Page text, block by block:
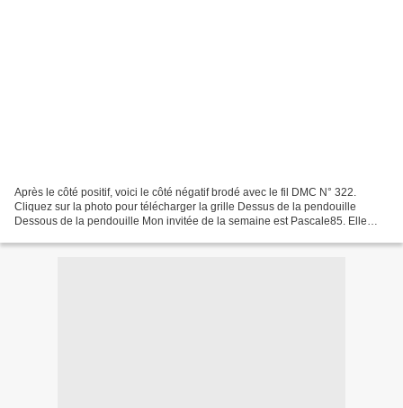
Après le côté positif, voici le côté négatif brodé avec le fil DMC N° 322.
Cliquez sur la photo pour télécharger la grille Dessus de la pendouille
Dessous de la pendouille Mon invitée de la semaine est Pascale85. Elle